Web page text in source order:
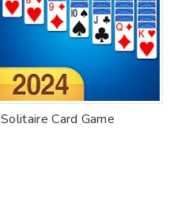
Solitaire Card Game